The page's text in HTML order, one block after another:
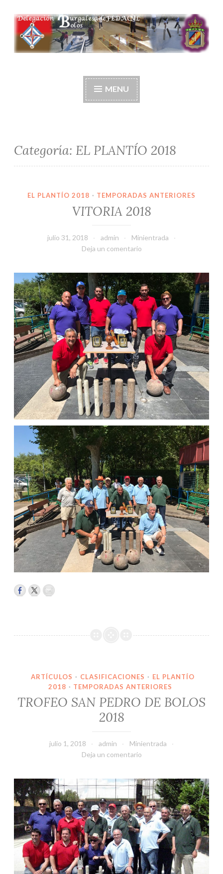
Ir
al
contenido
Delegación burgalesa
de fedacyl-bolos
MENU
Categoría: EL PLANTÍO 2018
EL PLANTÍO 2018 · TEMPORADAS ANTERIORES
VITORIA 2018
julio 31, 2018 admin
Minientrada
Deja un comentario
ARTÍCULOS · CLASIFICACIONES · EL PLANTÍO
2018 · TEMPORADAS ANTERIORES
TROFEO SAN PEDRO DE BOLOS
2018
julio 1, 2018 admin
Minientrada
Deja un comentario